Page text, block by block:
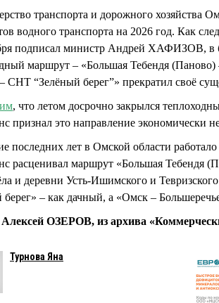
транспорта и дорожного хозяйства
водного транспорта на 2026 год. Как
подписал министр Андрей ХАФИЗОВ, в
маршрут – «Большая Тебендя
СНТ “Зелёный берег”» прекратил своё
, что летом досрочно закрылся
признал это направление экономически
последних лет в Омской области
расценивал маршрут «Большая Тебендя
и деревни Усть-Ишимского и
берег» – как дачный, а «Омск –
ОЗЕРОВ, из архива
Турнова Яна